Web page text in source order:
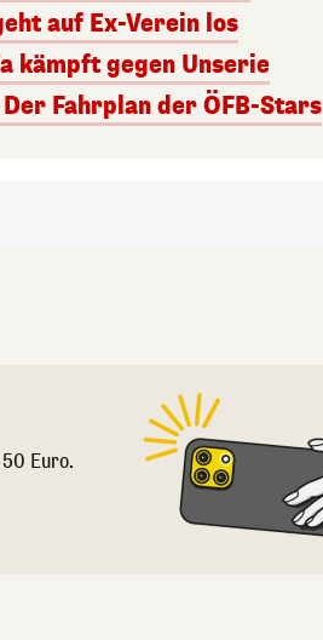
auf Ex-Verein los
kämpft gegen Unserie
Fahrplan der ÖFB-Stars
Euro.